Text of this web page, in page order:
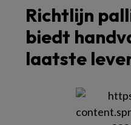
Richtlijn
biedt
laatste